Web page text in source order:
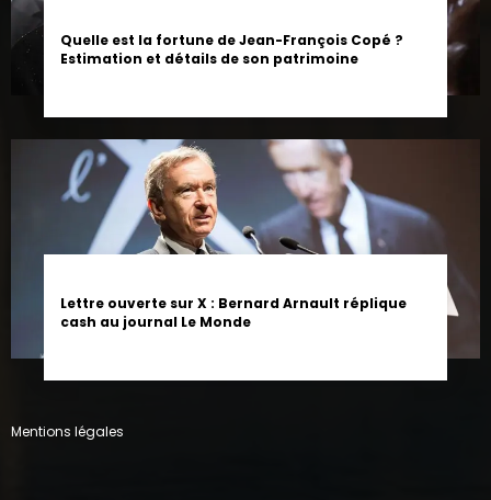
Estimation et détails de son patrimoine
cash au journal Le Monde